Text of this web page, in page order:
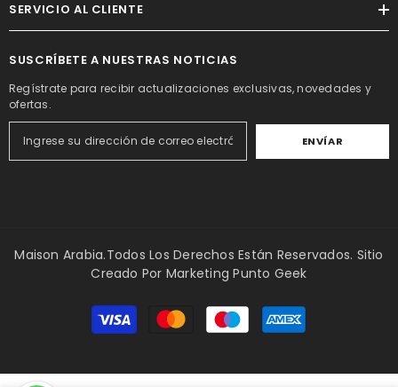
SERVICIO AL CLIENTE
SUSCRÍBETE A NUESTRAS NOTICIAS
Regístrate para recibir actualizaciones exclusivas, novedades y
ofertas.
ENVÍAR
Maison Arabia.Todos Los Derechos Están Reservados. Sitio
Creado Por Marketing Punto Geek
Métodos